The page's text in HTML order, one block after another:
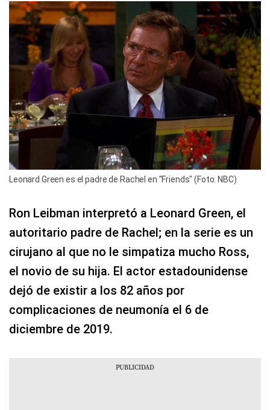
Leonard Green es el padre de Rachel en "Friends" (Foto: NBC)
Ron Leibman interpretó a Leonard Green, el
autoritario padre de Rachel; en la serie es un
cirujano al que no le simpatiza mucho Ross,
el novio de su hija. El actor estadounidense
dejó de existir a los 82 años por
complicaciones de neumonía el 6 de
diciembre de 2019.